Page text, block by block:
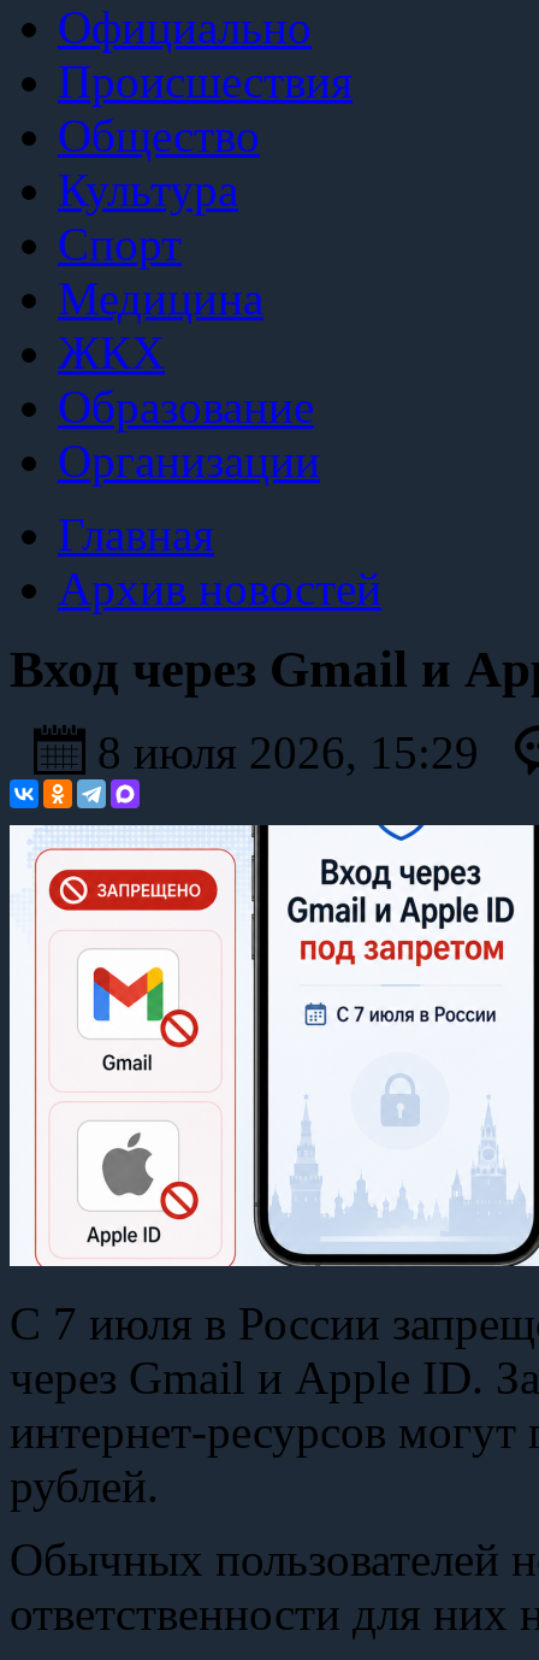
Официально
Происшествия
Общество
Культура
Спорт
Медицина
ЖКХ
Образование
Организации
Главная
Архив новостей
Вход через Gmail и
8 июля 2026, 15:29
С 7 июля в России
через Gmail и Apple ID.
интернет-ресурсов
рублей.
Обычных пользователей
ответственности для них